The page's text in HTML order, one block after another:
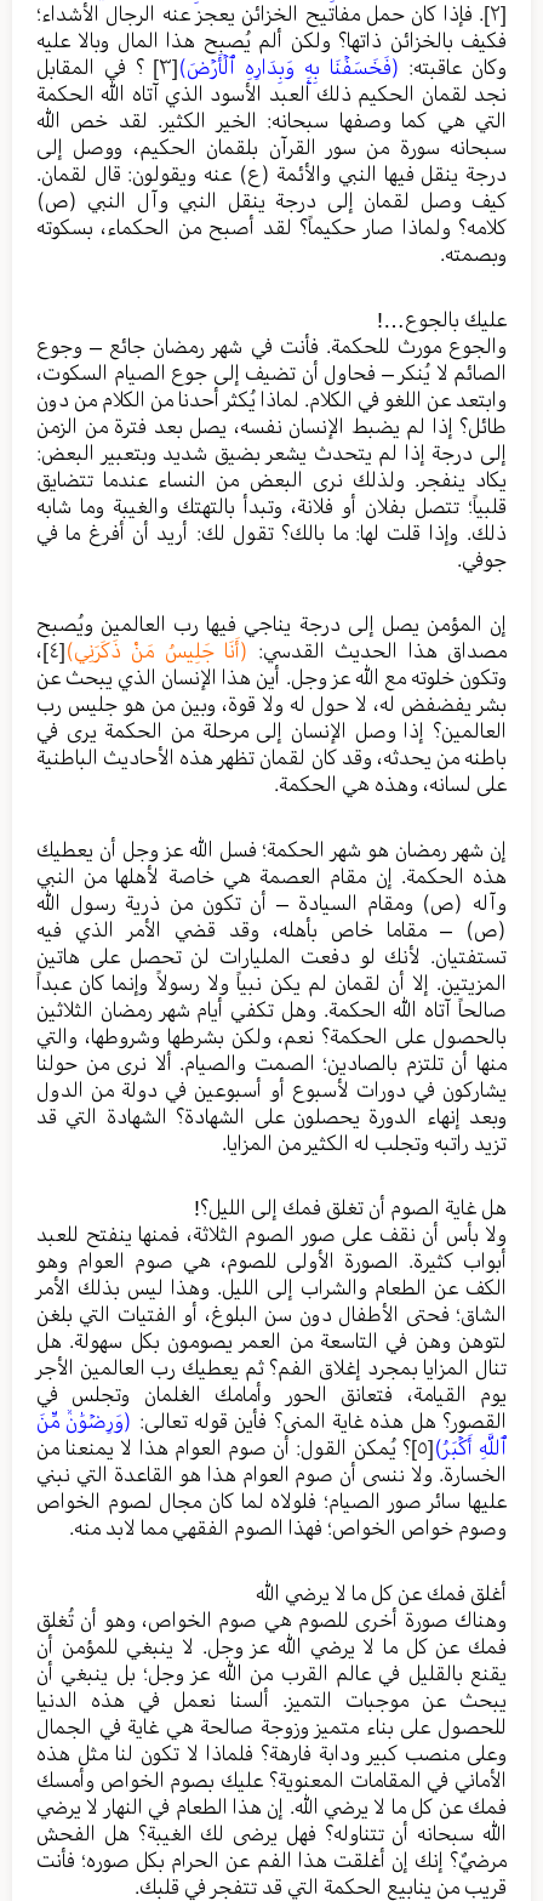
[٢]
. فإذا كان حمل مفاتيح الخزائن يعجز عنه الرجال الأشداء؛
فكيف بالخزائن ذاتها؟ ولكن ألم يُصبح هذا المال وبالا عليه
وكان عاقبته: (فَخَسَفۡنَا بِهِۦ وَبِدَارِهِ ٱلۡأَرۡضَ)[٣]
؟ في المقابل
نجد لقمان الحكيم ذلك العبد الأسود الذي آتاه الله الحكمة
التي هي كما وصفها سبحانه: الخير الكثير. لقد خص الله
سبحانه سورة من سور القرآن بلقمان الحكيم، ووصل إلى
درجة ينقل فيها النبي والأئمة (ع) عنه ويقولون: قال لقمان.
كيف وصل لقمان إلى درجة ينقل النبي وآل النبي (ص)
كلامه؟ ولماذا صار حكيماً؟ لقد أصبح من الحكماء، بسكوته
وبصمته.
عليك بالجوع…!
والجوع مورث للحكمة. فأنت في شهر رمضان جائع – وجوع
الصائم لا يُنكر – فحاول أن تضيف إلى جوع الصيام السكوت،
وابتعد عن اللغو في الكلام. لماذا يُكثر أحدنا من الكلام من دون
طائل؟ إذا لم يضبط الإنسان نفسه، يصل بعد فترة من الزمن
إلى درجة إذا لم يتحدث يشعر بضيق شديد وبتعبير البعض:
يكاد ينفجر. ولذلك نرى البعض من النساء عندما تتضايق
قلبياً؛ تتصل بفلان أو فلانة، وتبدأ بالتهتك والغيبة وما شابه
ذلك. وإذا قلت لها: ما بالك؟ تقول لك: أريد أن أفرغ ما في
جوفي.
إن المؤمن يصل إلى درجة يناجي فيها رب العالمين ويُصبح
مصداق هذا الحديث القدسي: (أَنَا جَلِيسُ مَنْ ذَكَرَنِي)[٤]
،
وتكون خلوته مع الله عز وجل. أين هذا الإنسان الذي يبحث عن
بشر يفضفض له، لا حول له ولا قوة، وبين من هو جليس رب
العالمين؟ إذا وصل الإنسان إلى مرحلة من الحكمة يرى في
باطنه من يحدثه، وقد كان لقمان تظهر هذه الأحاديث الباطنية
على لسانه، وهذه هي الحكمة.
إن شهر رمضان هو شهر الحكمة؛ فسل الله عز وجل أن يعطيك
هذه الحكمة. إن مقام العصمة هي خاصة لأهلها من النبي
وآله (ص) ومقام السيادة – أن تكون من ذرية رسول الله
(ص) – مقاما خاص بأهله، وقد قضي الأمر الذي فيه
تستفتيان. لأنك لو دفعت المليارات لن تحصل على هاتين
المزيتين. إلا أن لقمان لم يكن نبياً ولا رسولاً وإنما كان عبداً
صالحاً آتاه الله الحكمة. وهل تكفي أيام شهر رمضان الثلاثين
بالحصول على الحكمة؟ نعم، ولكن بشرطها وشروطها، والتي
منها أن تلتزم بالصادين؛ الصمت والصيام. ألا نرى من حولنا
يشاركون في دورات لأسبوع أو أسبوعين في دولة من الدول
وبعد إنهاء الدورة يحصلون على الشهادة؟ الشهادة التي قد
تزيد راتبه وتجلب له الكثير من المزايا.
هل غاية الصوم أن تغلق فمك إلى الليل؟!
ولا بأس أن نقف على صور الصوم الثلاثة، فمنها ينفتح للعبد
أبواب كثيرة. الصورة الأولى للصوم، هي صوم العوام وهو
الكف عن الطعام والشراب إلى الليل. وهذا ليس بذلك الأمر
الشاق؛ فحتى الأطفال دون سن البلوغ، أو الفتيات التي بلغن
لتوهن وهن في التاسعة من العمر يصومون بكل سهولة. هل
تنال المزايا بمجرد إغلاق الفم؟ ثم يعطيك رب العالمين الأجر
يوم القيامة، فتعانق الحور وأمامك الغلمان وتجلس في
القصور؟ هل هذه غاية المنى؟ فأين قوله تعالى: (وَرِضۡوَٰنٞ مِّنَ
ٱللَّهِ أَكۡبَرُ)[٥]
؟ يُمكن القول: أن صوم العوام هذا لا يمنعنا من
الخسارة. ولا ننسى أن صوم العوام هذا هو القاعدة التي نبني
عليها سائر صور الصيام؛ فلولاه لما كان مجال لصوم الخواص
وصوم خواص الخواص؛ فهذا الصوم الفقهي مما لابد منه.
أغلق فمك عن كل ما لا يرضي الله
وهناك صورة أخرى للصوم هي صوم الخواص، وهو أن تُغلق
فمك عن كل ما لا يرضي الله عز وجل. لا ينبغي للمؤمن أن
يقنع بالقليل في عالم القرب من الله عز وجل؛ بل ينبغي أن
يبحث عن موجبات التميز. ألسنا نعمل في هذه الدنيا
للحصول على بناء متميز وزوجة صالحة هي غاية في الجمال
وعلى منصب كبير ودابة فارهة؟ فلماذا لا تكون لنا مثل هذه
الأماني في المقامات المعنوية؟ عليك بصوم الخواص وأمسك
فمك عن كل ما لا يرضي الله. إن هذا الطعام في النهار لا يرضي
الله سبحانه أن تتناوله؟ فهل يرضى لك الغيبة؟ هل الفحش
مرضيٌ؟ إنك إن أغلقت هذا الفم عن الحرام بكل صوره؛ فأنت
قريب من ينابيع الحكمة التي قد تتفجر في قلبك.